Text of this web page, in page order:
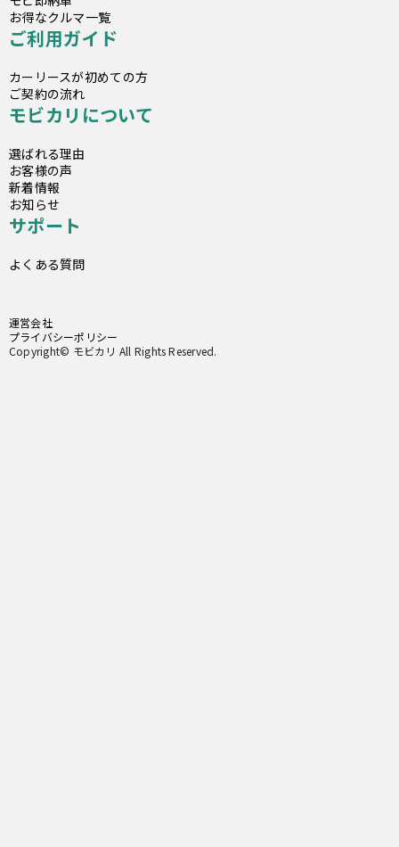
お得なクルマ一覧
ご利用ガイド
カーリースが初めての方
ご契約の流れ
モビカリについて
選ばれる理由
お客様の声
新着情報
お知らせ
サポート
よくある質問
運営会社
プライバシーポリシー
Copyright© モビカリ All Rights Reserved.